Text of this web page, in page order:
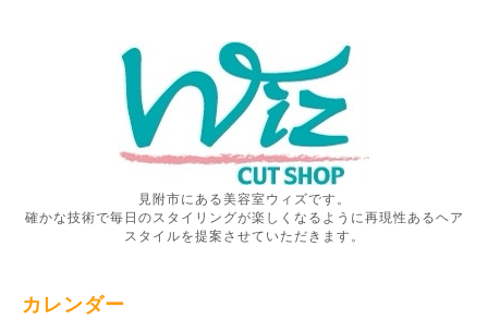
見附市にある美容室ウィズです。
確かな技術で毎日のスタイリングが楽しくなるように再現性あるヘア
スタイルを提案させていただきます。
カレンダー